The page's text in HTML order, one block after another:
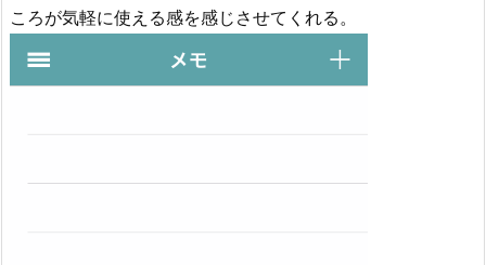
ころが気軽に使える感を感じさせてくれる。